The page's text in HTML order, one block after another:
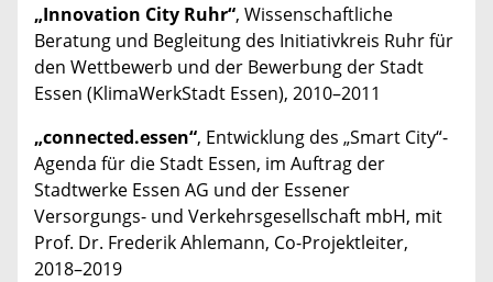
„Innovation City Ruhr“, Wissenschaftliche
Beratung und Begleitung des Initiativkreis Ruhr für
den Wettbewerb und der Bewerbung der Stadt
Essen (KlimaWerkStadt Essen), 2010–2011
„connected.essen“, Entwicklung des „Smart City“-
Agenda für die Stadt Essen, im Auftrag der
Stadtwerke Essen AG und der Essener
Versorgungs- und Verkehrsgesellschaft mbH, mit
Prof. Dr. Frederik Ahlemann, Co-Projektleiter,
2018–2019